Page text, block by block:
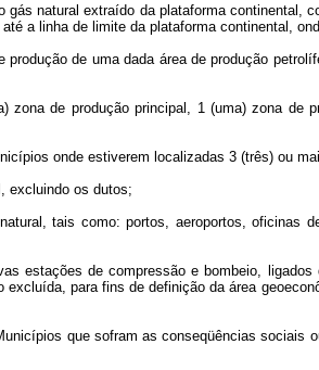
natural extraído da plataforma continental,
a linha de limite da plataforma continental,
de uma dada área de produção
de produção principal, 1 (uma) zona de
onde estiverem localizadas 3 (três) ou
excluindo os dutos;
tais como: portos, aeroportos, oficinas
estações de compressão e bombeio,
para fins de definição da área
que sofram as conseqüências sociais